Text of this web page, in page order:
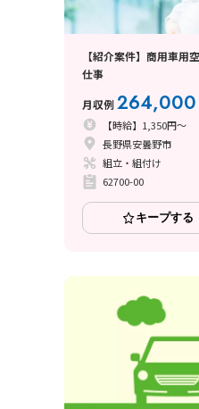
【紹介案件】商用車用
仕事
月収例264,000
【時給】1,350円～
長野県安曇野市
組立・組付け
62700-00
キープする